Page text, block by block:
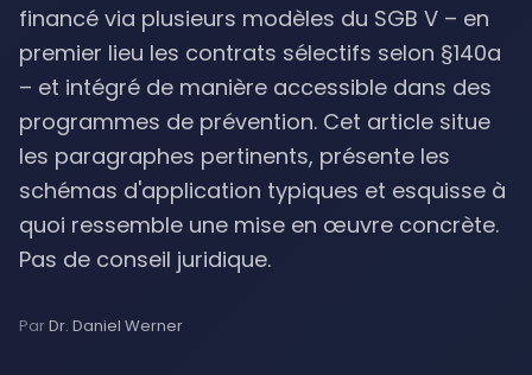
financé via plusieurs modèles du SGB V – en
premier lieu les contrats sélectifs selon §140a
– et intégré de manière accessible dans des
programmes de prévention. Cet article situe
les paragraphes pertinents, présente les
schémas d'application typiques et esquisse à
quoi ressemble une mise en œuvre concrète.
Pas de conseil juridique.
ParDr. Daniel Werner